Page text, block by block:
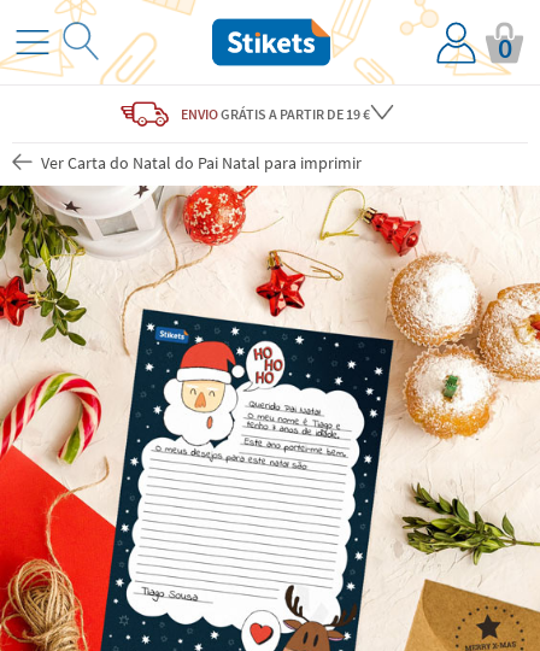
0
ENVIOGRÁTIS A PARTIR DE 19 €
Ver Carta do Natal do Pai Natal para imprimir